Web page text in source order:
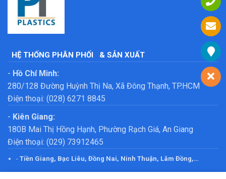
HỆ THỐNG PHÂN PHỐI & SẢN XUẤT
- Hồ Chí Minh:
280/128 Đường Huỳnh Thị Na, Xã Đông Thạnh, TP.HCM
Điện thoại: (028) 6271 8845
- Kiên Giang:
180B Mai Thị Hồng Hạnh, Phường Rạch Giá, An Giang
Điện thoại: (029) 73912465
- Tiền Giang, Bạc Liêu, Đồng Nai, Ninh Thuận, Lâm Đồng,…